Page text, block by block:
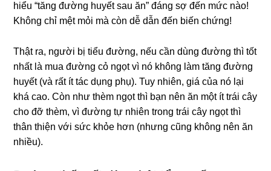
hiểu “tăng đường huyết sau ăn” đáng sợ đến mức nào!
Không chỉ mệt mỏi mà còn dễ dẫn đến biến chứng!
Thật ra, người bị tiểu đường, nếu cần dùng đường thì tốt
nhất là mua đường cỏ ngọt vì nó không làm tăng đường
huyết (và rất ít tác dụng phụ). Tuy nhiên, giá của nó lại
khá cao. Còn như thèm ngọt thì bạn nên ăn một ít trái cây
cho đỡ thèm, vì đường tự nhiên trong trái cây ngọt thì
thân thiện với sức khỏe hơn (nhưng cũng không nên ăn
nhiều).